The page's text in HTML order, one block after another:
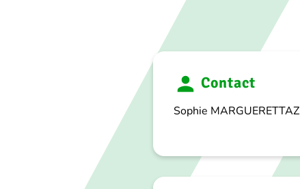
Contact
Sophie MARGUERETTAZ